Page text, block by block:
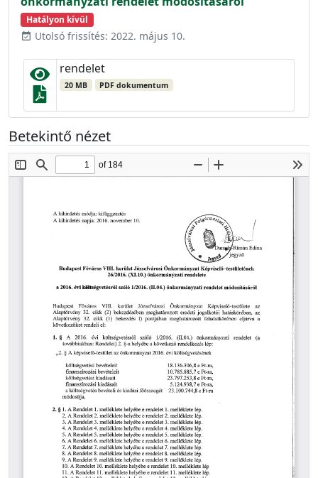
Hatályon kívül
event_available Utolsó frissítés: 2022. május 10.
rendelet
20 MB PDF dokumentum
Betekintő nézet